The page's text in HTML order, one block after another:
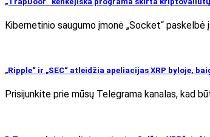
Kibernetinio saugumo įmonė „Socket“ paskelbė
„Ripple“ ir „SEC“ atleidžia apeliacijas XRP byloje,
Prisijunkite prie mūsų Telegrama kanalas, kad